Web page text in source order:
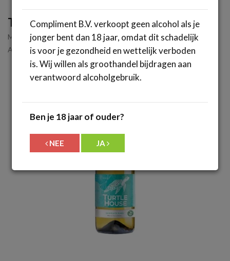
Turtle House Sauvignon Vlanc (75cl)
Merk:
Turtle House
Artikelnummer: 65636
Compliment B.V. verkoopt geen alcohol als je
jonger bent dan 18 jaar, omdat dit schadelijk
is voor je gezondheid en wettelijk verboden
is. Wij willen als groothandel bijdragen aan
verantwoord alcoholgebruik.
Ben je 18 jaar of ouder?
NEE JA